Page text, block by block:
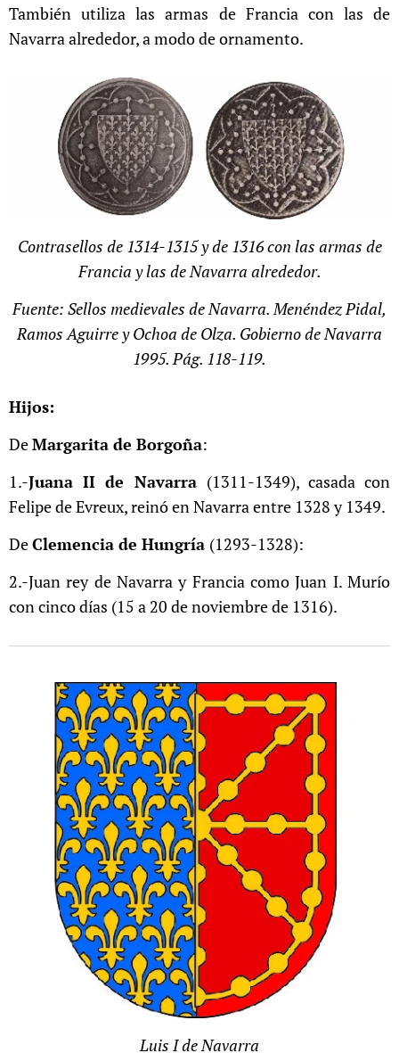
También utiliza las armas de Francia con las de
Navarra alrededor, a modo de ornamento.
Contrasellos de 1314-1315 y de 1316 con las armas de
Francia y las de Navarra alrededor.
Fuente: Sellos medievales de Navarra. Menéndez Pidal,
Ramos Aguirre y Ochoa de Olza. Gobierno de Navarra
1995. Pág. 118-119.
Hijos:
DeMargarita de Borgoña:
1.-Juana II de Navarra (1311-1349), casada con
Felipe de Evreux, reinó en Navarra entre 1328 y 1349.
DeClemencia de Hungría (1293-1328):
2.-Juan reyde Navarra y Francia como Juan I. Murío
con cinco días (15 a 20 de noviembre de 1316).
Luis I de Navarra